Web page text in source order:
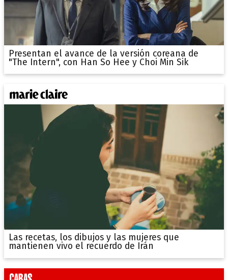
Presentan el avance de la versión coreana de
"The Intern", con Han So Hee y Choi Min Sik
Las recetas, los dibujos y las mujeres que
mantienen vivo el recuerdo de Irán